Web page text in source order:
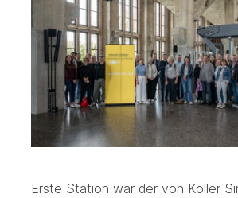
Erste Station war der von Koller